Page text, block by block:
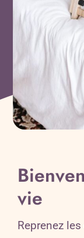
vie
Reprenez